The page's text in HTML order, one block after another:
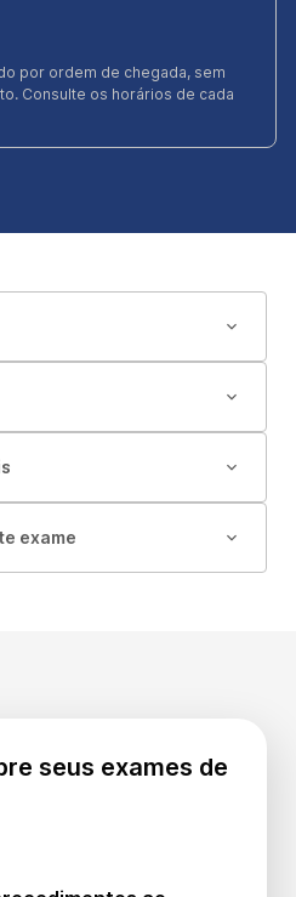
por ordem de chegada, sem
Consulte os horários de cada
exame
seus exames de